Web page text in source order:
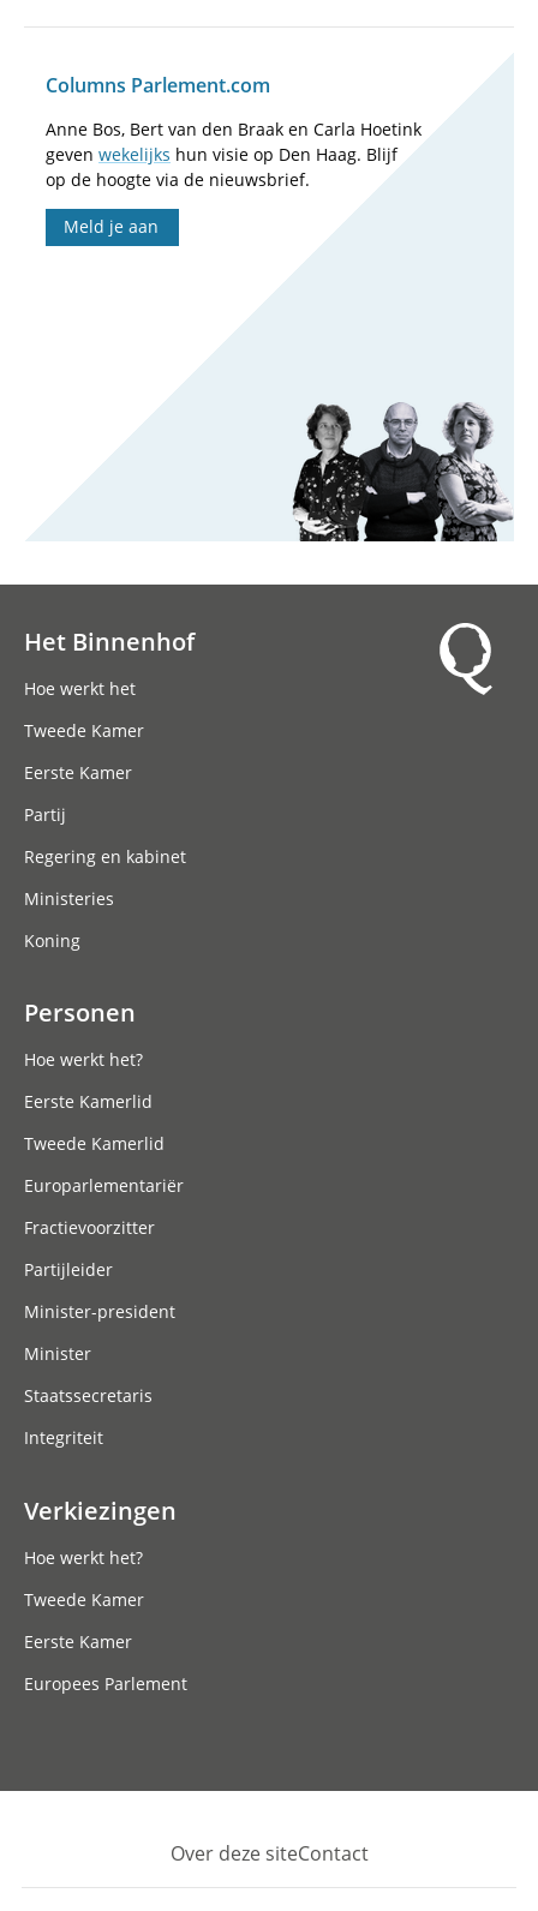
Columns Parlement.com
Anne Bos, Bert van den Braak en Carla Hoetink
geven wekelijks hun visie op Den Haag. Blijf
op de hoogte via de nieuwsbrief.
Meld je aan
Het Binnenhof
Hoe werkt het
Tweede Kamer
Eerste Kamer
Partij
Regering en kabinet
Ministeries
Koning
Personen
Hoe werkt het?
Eerste Kamerlid
Tweede Kamerlid
Europarlementariër
Fractievoorzitter
Partijleider
Minister-president
Minister
Staatssecretaris
Integriteit
Verkiezingen
Hoe werkt het?
Tweede Kamer
Eerste Kamer
Europees Parlement
Footer
Over deze siteContact